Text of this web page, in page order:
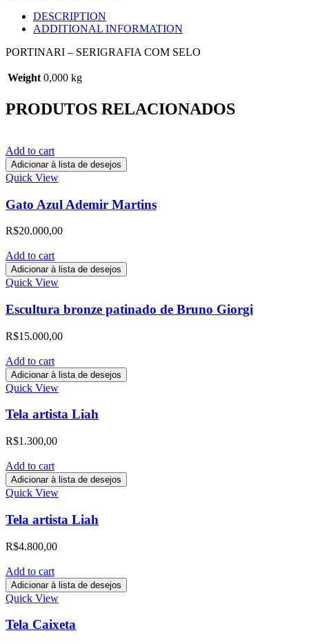
DESCRIPTION
ADDITIONAL INFORMATION
PORTINARI – SERIGRAFIA COM SELO
Weight 0,000 kg
PRODUTOS RELACIONADOS
Add to cart
Adicionar à lista de desejos
Quick View
Gato Azul Ademir Martins
R$20.000,00
Add to cart
Adicionar à lista de desejos
Quick View
Escultura bronze patinado de Bruno Giorgi
R$15.000,00
Add to cart
Adicionar à lista de desejos
Quick View
Tela artista Liah
R$1.300,00
Add to cart
Adicionar à lista de desejos
Quick View
Tela artista Liah
R$4.800,00
Add to cart
Adicionar à lista de desejos
Quick View
Tela Caixeta